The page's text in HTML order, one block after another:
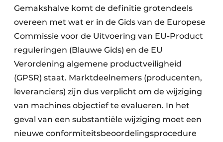
Gemakshalve komt de definitie grotendeels
overeen met wat er in de Gids van de Europese
Commissie voor de Uitvoering van EU-Product
reguleringen (Blauwe Gids) en de EU
Verordening algemene productveiligheid
(GPSR) staat. Marktdeelnemers (producenten,
leveranciers) zijn dus verplicht om de wijziging
van machines objectief te evalueren. In het
geval van een substantiële wijziging moet een
nieuwe conformiteitsbeoordelingsprocedure